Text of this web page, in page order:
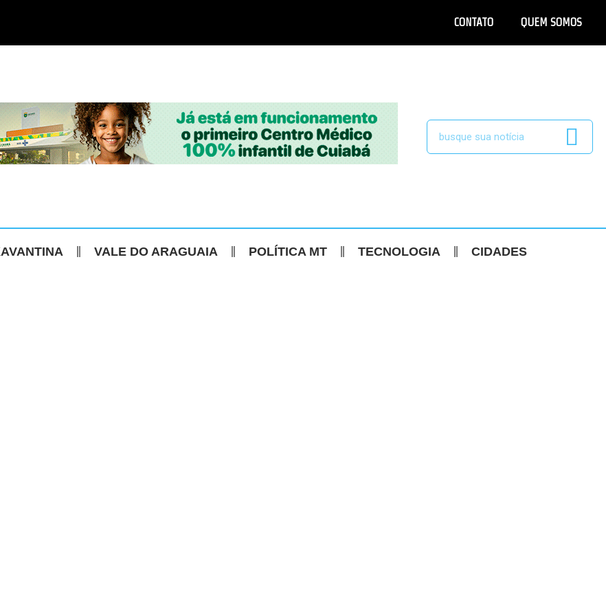
CONTATO QUEM SOMOS
VALE DO ARAGUAIA POLÍTICA MT TECNOLOGIA CIDADES